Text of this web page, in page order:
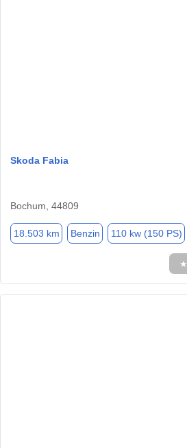
Skoda Fabia
Bochum, 44809
18.503 km Benzin 110 kw (150 PS)
★